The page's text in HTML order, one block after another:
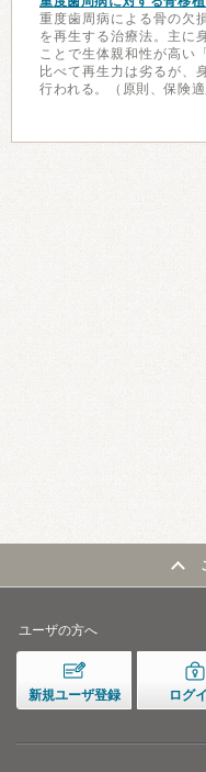
重度歯周病による骨の欠
を再生する治療法。主に
ことで生体親和性が高い
比べて再生力は劣るが、
行われる。（原則、保険適
ユーザの方へ
新規ユーザ登録 ログ